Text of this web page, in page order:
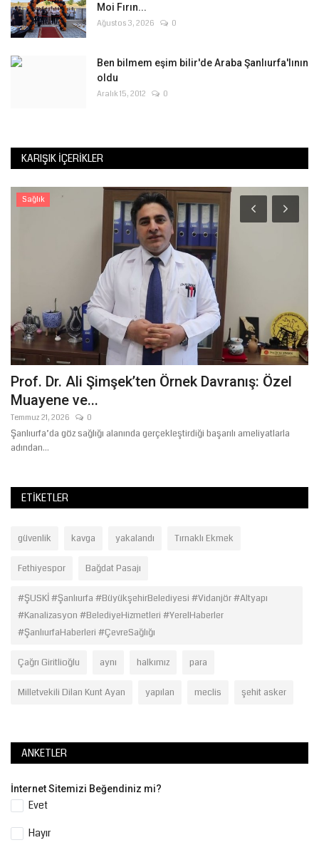
Moi Fırın...
Ağustos 3, 2026 0
Ben bilmem eşim bilir'de Araba Şanlıurfa'lının
oldu
Aralık 15, 2012 0
KARIŞIK İÇERIKLER
Sağlık
Prof. Dr. Ali Şimşek’ten Örnek Davranış: Özel
Muayene ve...
Temmuz 21, 2026 0
Şanlıurfa’da göz sağlığı alanında gerçekleştirdiği başarılı ameliyatlarla
adından...
ETIKETLER
güvenlik kavga yakalandı Tırnaklı Ekmek
Fethiyespor Bağdat Pasajı
#ŞUSKİ #Şanlıurfa #BüyükşehirBelediyesi #Vidanjör #Altyapı
#Kanalizasyon #BelediyeHizmetleri #YerelHaberler
#ŞanlıurfaHaberleri #ÇevreSağlığı
Çağrı Giritlioğlu aynı halkımız para
Milletvekili Dilan Kunt Ayan yapılan meclis şehit asker
ANKETLER
İnternet Sitemizi Beğendiniz mi?
Evet
Hayır